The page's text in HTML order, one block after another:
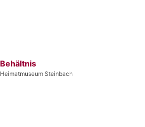
Behältnis
Heimatmuseum Steinbach